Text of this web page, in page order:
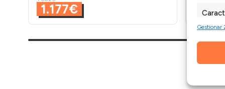
Cotejo y
Gestionar
1.177€